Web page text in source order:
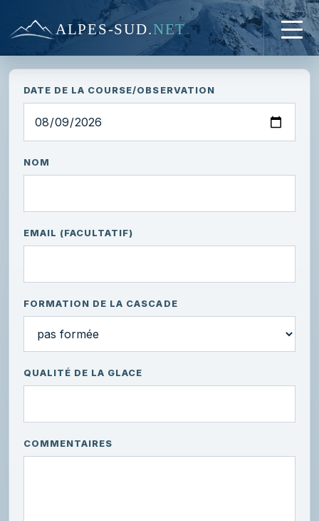
ALPES-SUD.NET
DATE DE LA COURSE/OBSERVATION
NOM
EMAIL (FACULTATIF)
FORMATION DE LA CASCADE
QUALITÉ DE LA GLACE
COMMENTAIRES